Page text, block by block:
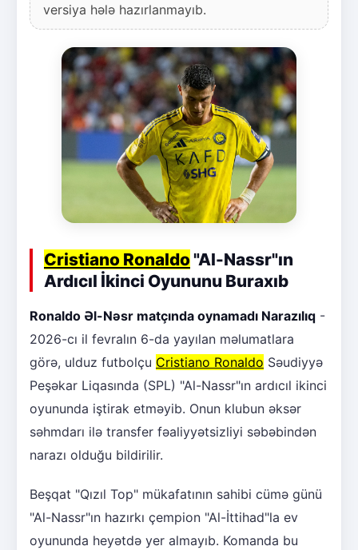
versiya hələ hazırlanmayıb.
Cristiano Ronaldo"Al-Nassr"ın
Ardıcıl İkinci Oyununu Buraxıb
Ronaldo Əl-Nəsr matçında oynamadı Narazılıq -
2026-cı il fevralın 6-da yayılan məlumatlara
görə, ulduz futbolçu Cristiano Ronaldo Səudiyyə
Peşəkar Liqasında (SPL) "Al-Nassr"ın ardıcıl ikinci
oyununda iştirak etməyib. Onun klubun əksər
səhmdarı ilə transfer fəaliyyətsizliyi səbəbindən
narazı olduğu bildirilir.
Beşqat "Qızıl Top" mükafatının sahibi cümə günü
"Al-Nassr"ın hazırkı çempion "Al-İttihad"la ev
oyununda heyətdə yer almayıb. Komanda bu